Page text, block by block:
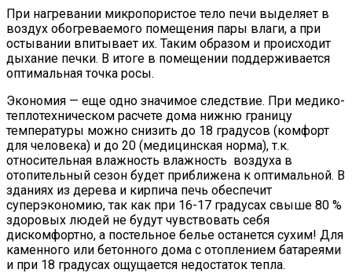
При нагревании микропористое тело печи выделяет в
воздух обогреваемого помещения пары влаги, а при
остывании впитывает их. Таким образом и происходит
дыхание печки. В итоге в помещении поддерживается
оптимальная точка росы.
Экономия — еще одно значимое следствие. При медико-
теплотехническом расчете дома нижню границу
температуры можно снизить до 18 градусов (комфорт
для человека) и до 20 (медицинская норма), т.к.
относительная влажность влажность воздуха в
отопительный сезон будет приближена к оптимальной. В
зданиях из дерева и кирпича печь обеспечит
суперэкономию, так как при 16-17 градусах свыше 80 %
здоровых людей не будут чувствовать себя
дискомфортно, а постельное белье останется сухим! Для
каменного или бетонного дома с отоплением батареями
и при 18 градусах ощущается недостаток тепла.